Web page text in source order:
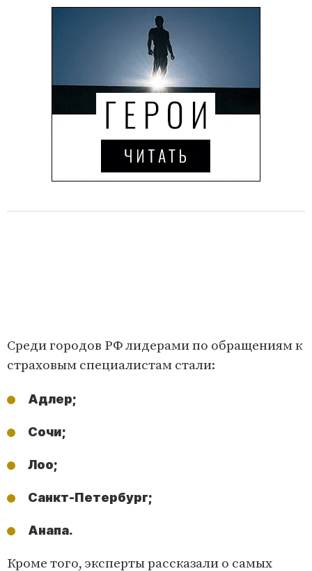
Среди городов РФ лидерами по обращениям к
страховым специалистам стали:
Адлер;
Сочи;
Лоо;
Санкт-Петербург;
Анапа.
Кроме того, эксперты рассказали о самых